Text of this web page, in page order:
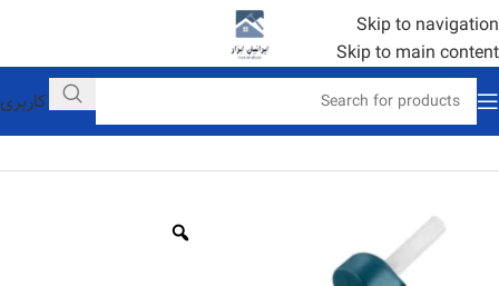
Skip to navigation
Skip to main content
حساب کاربری
خانه